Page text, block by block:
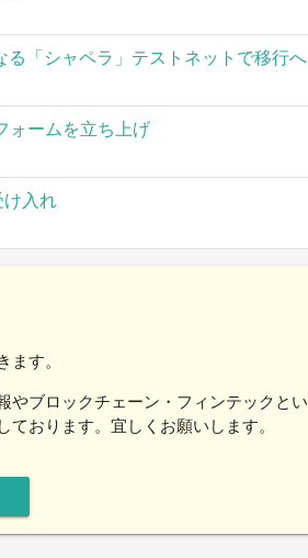
「シャペラ」テストネットで移行へ
ォームを立ち上げ
入れ
ます。
やブロックチェーン・フィンテックとい
おります。宜しくお願いします。